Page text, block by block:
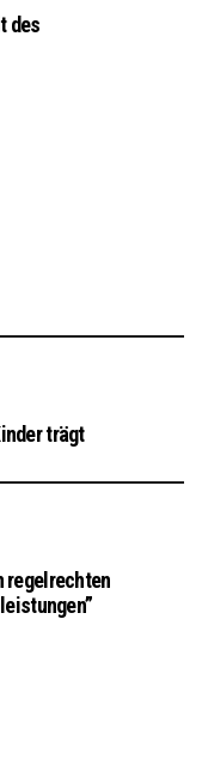
des
trägt
regelrechten